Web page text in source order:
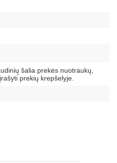
šalia prekės nuotraukų,
prekių krepšelyje.